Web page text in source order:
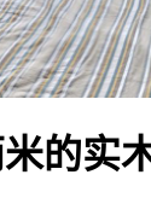
的实